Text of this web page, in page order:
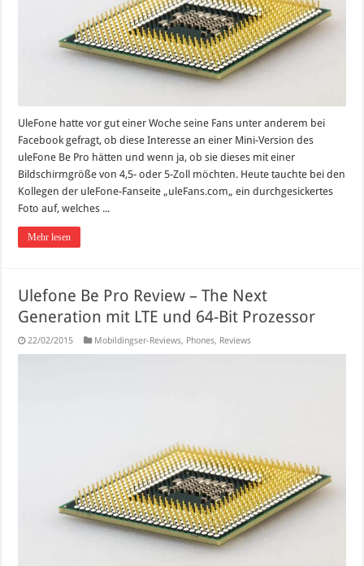
UleFone hatte vor gut einer Woche seine Fans unter anderem bei
Facebook gefragt, ob diese Interesse an einer Mini-Version des
uleFone Be Pro hätten und wenn ja, ob sie dieses mit einer
Bildschirmgröße von 4,5- oder 5-Zoll möchten. Heute tauchte bei den
Kollegen der uleFone-Fanseite „uleFans.com„ ein durchgesickertes
Foto auf, welches ...
Mehr lesen
Ulefone Be Pro Review – The Next
Generation mit LTE und 64-Bit Prozessor
22/02/2015 Mobildingser-Reviews, Phones, Reviews